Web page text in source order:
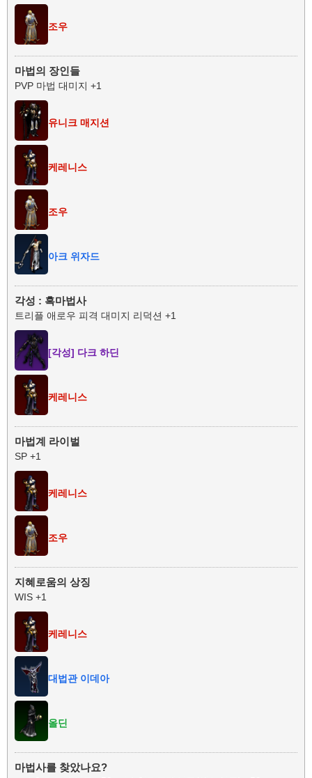
조우
마법의 장인들
PVP 마법 대미지 +1
유니크 매지션
케레니스
조우
아크 위자드
각성 : 흑마법사
트리플 애로우 피격 대미지 리덕션 +1
[각성] 다크 하딘
케레니스
마법계 라이벌
SP +1
케레니스
조우
지혜로움의 상징
WIS +1
케레니스
대법관 이데아
올딘
마법사를 찾았나요?